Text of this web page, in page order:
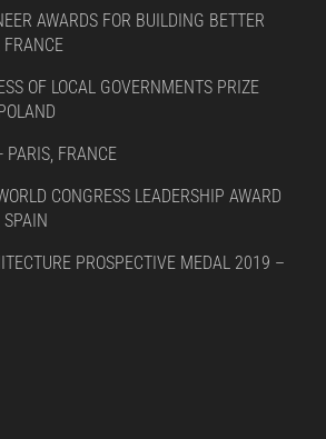
AWARDS FOR BUILDING BETTER
OF LOCAL GOVERNMENTS PRIZE
PARIS, FRANCE
CONGRESS LEADERSHIP AWARD
PROSPECTIVE MEDAL 2019 –